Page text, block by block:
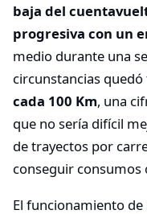
baja del
progresiva con un
medio durante una
circunstancias quedó
cada 100 Km, una
que no sería difícil
de trayectos por
conseguir consumos
El funcionamiento